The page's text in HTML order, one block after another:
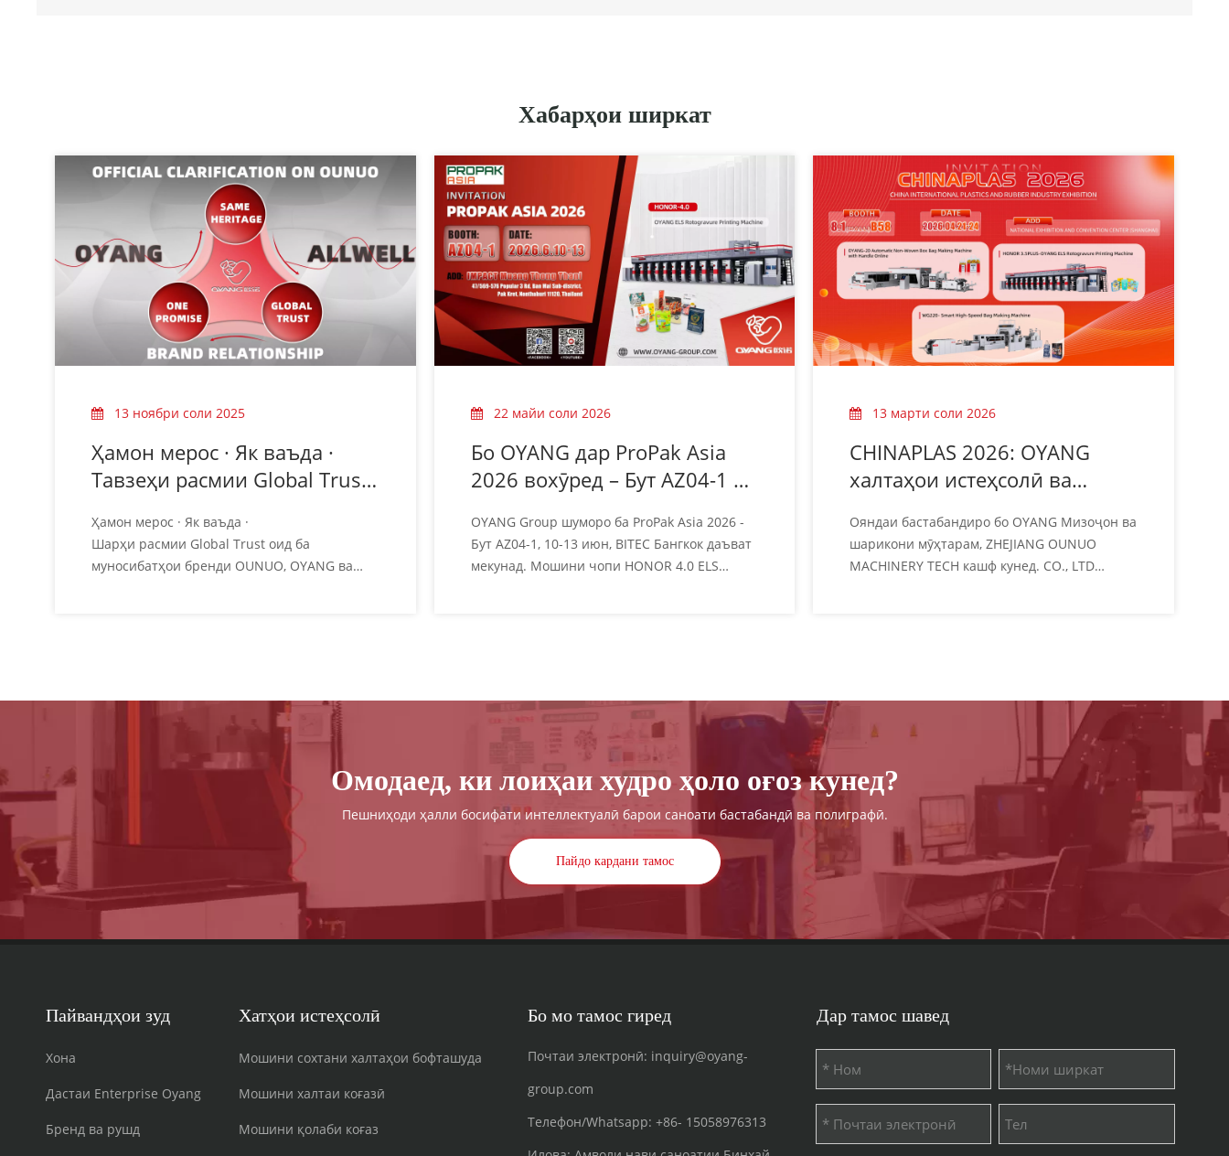
Хабарҳои ширкат
13 ноябри соли 2025
Ҳамон мерос · Як ваъда ·
Тавзеҳи расмии Global Trust
бренди OUNUO, OYANG ва
ALLWELL
Ҳамон мерос · Як ваъда ·
Шарҳи расмии Global Trust оид ба
муносибатҳои бренди OUNUO, OYANG ва
тавзеҳоти расмӣ ва ягона пешниҳод кунад:
22 майи соли 2026
Бо OYANG дар ProPak Asia
2026 вохӯред – Бут AZ04-1 |
OYANG Group шуморо ба ProPak Asia 2026 -
Бут AZ04-1, 10-13 июн, BITEC Бангкок даъват
мекунад. Мошини чопи HONOR 4.0 ELS
13 марти соли 2026
CHINAPLAS 2026: OYANG
халтаҳои истеҳсолӣ ва
Ояндаи бастабандиро бо OYANG Мизоҷон ва
шарикони мӯҳтарам, ZHEJIANG OUNUO
MACHINERY TECH кашф кунед. CO., LTD
ки
Омодаед, ки лоиҳаи худро ҳоло оғоз кунед?
Пешниҳоди ҳалли босифати интеллектуалӣ барои саноати бастабандӣ ва полиграфӣ.
Пайдо кардани тамос
Пайвандҳои зуд
Хона
Дастаи Enterprise Oyang
Бренд ва рушд
Хатҳои истеҳсолӣ
Мошини сохтани халтаҳои бофташуда
Мошини халтаи коғазӣ
Мошини қолаби коғаз
Бо мо тамос гиред
Почтаи электронӣ: inquiry@oyang-
group.com
Телефон/Whatsapp: +86- 15058976313
Дар тамос шавед